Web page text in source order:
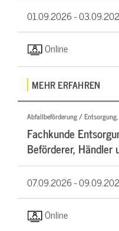
01.09.2026 -
Online
MEHR ERFAHREN
Abfallbeförderung /
Fachkunde
Beförderer, Händler
07.09.2026 -
Online